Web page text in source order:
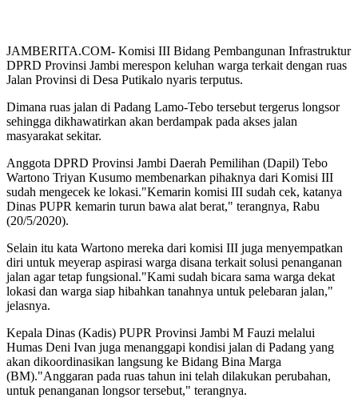
JAMBERITA.COM- Komisi III Bidang Pembangunan Infrastruktur
DPRD Provinsi Jambi merespon keluhan warga terkait dengan ruas
Jalan Provinsi di Desa Putikalo nyaris terputus.
Dimana ruas jalan di Padang Lamo-Tebo tersebut tergerus longsor
sehingga dikhawatirkan akan berdampak pada akses jalan
masyarakat sekitar.
Anggota DPRD Provinsi Jambi Daerah Pemilihan (Dapil) Tebo
Wartono Triyan Kusumo membenarkan pihaknya dari Komisi III
sudah mengecek ke lokasi."Kemarin komisi III sudah cek, katanya
Dinas PUPR kemarin turun bawa alat berat," terangnya, Rabu
(20/5/2020).
Selain itu kata Wartono mereka dari komisi III juga menyempatkan
diri untuk meyerap aspirasi warga disana terkait solusi penanganan
jalan agar tetap fungsional."Kami sudah bicara sama warga dekat
lokasi dan warga siap hibahkan tanahnya untuk pelebaran jalan,"
jelasnya.
Kepala Dinas (Kadis) PUPR Provinsi Jambi M Fauzi melalui
Humas Deni Ivan juga menanggapi kondisi jalan di Padang yang
akan dikoordinasikan langsung ke Bidang Bina Marga
(BM)."Anggaran pada ruas tahun ini telah dilakukan perubahan,
untuk penanganan longsor tersebut," terangnya.